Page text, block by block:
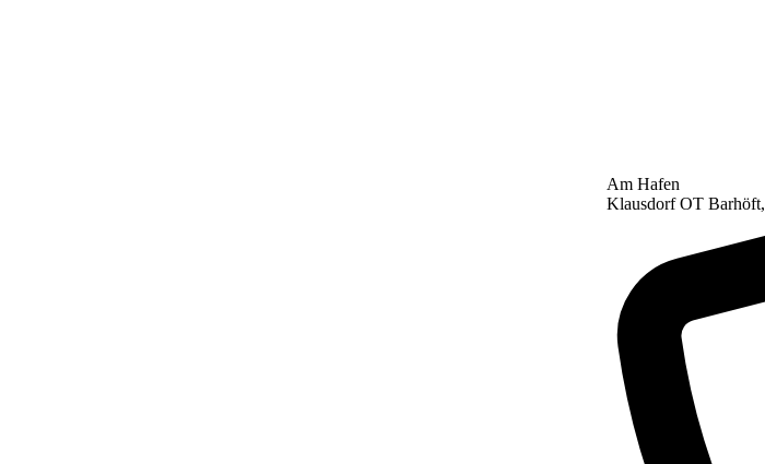
Am Hafen
Klausdorf OT Barhöft,